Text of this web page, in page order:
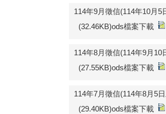
114年9月徵信(114年10月5
(32.46KB)ods檔案下載
114年8月徵信(114年9月10
(27.55KB)ods檔案下載
114年7月徵信(114年8月5
(29.40KB)ods檔案下載